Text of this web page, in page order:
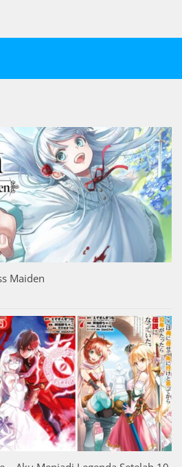
Maiden